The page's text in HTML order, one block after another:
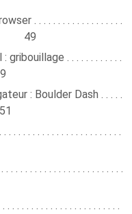
. . . . . . . . . . . . . . . . . . .
. . . 49
. . . . . . . . . . . .
: Boulder Dash . . . . .
. . . . . . . . . . . . . . . . . . . . . .
. . . . . . . . . . . . . . . . . . . . .
. . . . . . . . . . . . . . . . . . . . . .